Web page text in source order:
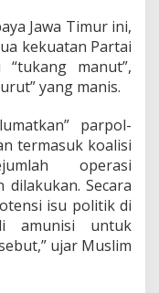
Jawa Timur ini,
kekuatan Partai
manut”,
yang manis.
parpol-
termasuk koalisi
operasi
Secara
isu politik di
amunisi untuk
ujar Muslim